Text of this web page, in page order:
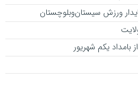
ورزش سیستان‌وبلوچستان
بامداد یکم شهریور